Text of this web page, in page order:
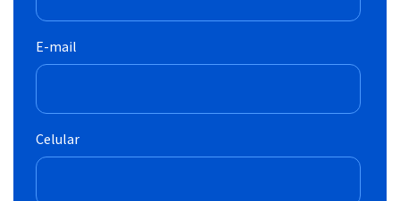
E-mail
Celular